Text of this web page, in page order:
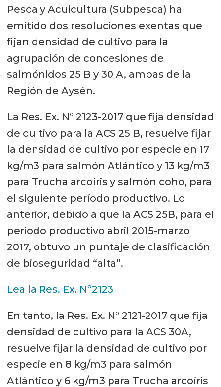
Pesca y Acuicultura (Subpesca) ha
emitido dos resoluciones exentas que
fijan densidad de cultivo para la
agrupación de concesiones de
salmónidos 25 B y 30 A, ambas de la
Región de Aysén.
La Res. Ex. N° 2123-2017 que fija densidad
de cultivo para la ACS 25 B, resuelve fijar
la densidad de cultivo por especie en 17
kg/m3 para salmón Atlántico y 13 kg/m3
para Trucha arcoíris y salmón coho, para
el siguiente período productivo. Lo
anterior, debido a que la ACS 25B, para el
periodo productivo abril 2015-marzo
2017, obtuvo un puntaje de clasificación
de bioseguridad “alta”.
Lea la Res. Ex. Nº2123
En tanto, la Res. Ex. N° 2121-2017 que fija
densidad de cultivo para la ACS 30A,
resuelve fijar la densidad de cultivo por
especie en 8 kg/m3 para salmón
Atlántico y 6 kg/m3 para Trucha arcoíris